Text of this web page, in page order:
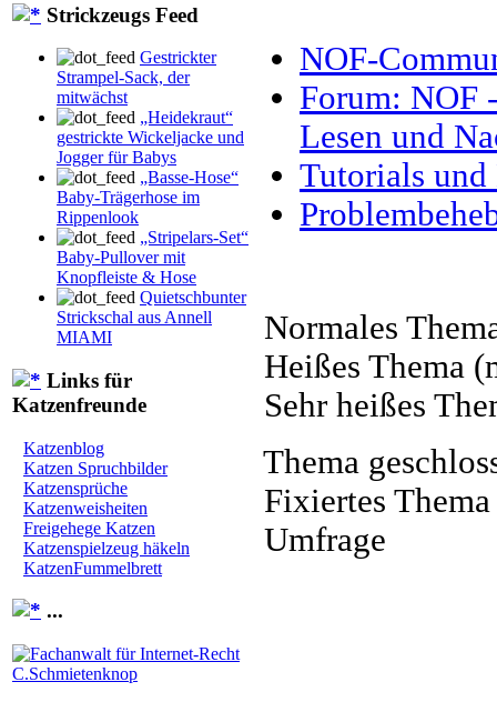
Strickzeugs Feed
Gestrickter
Strampel-Sack, der
mitwächst
„Heidekraut“
gestrickte Wickeljacke und
Jogger für Babys
„Basse-Hose“
Baby-Trägerhose im
Rippenlook
„Stripelars-Set“
Baby-Pullover mit
Knopfleiste & Hose
Quietschbunter
Strickschal aus Annell
MIAMI
Links für
Katzenfreunde
Katzenblog
Katzen Spruchbilder
Katzensprüche
Katzenweisheiten
Freigehege Katzen
Katzenspielzeug häkeln
KatzenFummelbrett
...
NOF-
Forum: NOF
Lesen und
Tutorials
Normales
Heißes Thema
Sehr heißes
Thema
Fixiertes Thema
Umfrage